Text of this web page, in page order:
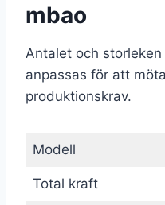
mbao
Antalet och
anpassas för att
produktionskrav.
Modell
Total kraft